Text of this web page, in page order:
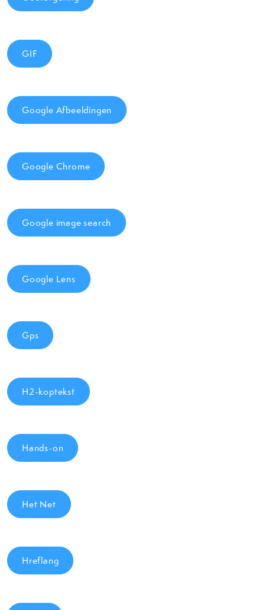
GIF
Google Afbeeldingen
Google Chrome
Google image search
Google Lens
Gps
H2-koptekst
Hands-on
Het Net
Hreflang